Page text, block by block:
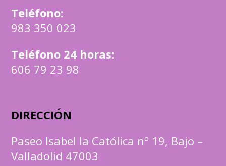
Teléfono:
983 350 023
Teléfono 24 horas:
606 79 23 98
DIRECCIÓN
Paseo Isabel la Católica nº 19, Bajo –
Valladolid 47003